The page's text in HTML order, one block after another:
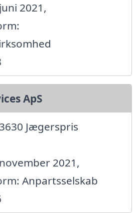
2021,
ApS
Jægerspris
2021,
Anpartsselskab